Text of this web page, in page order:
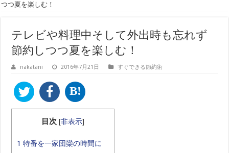
つつ夏を楽しむ！
テレビや料理中そして外出時も忘れず
節約しつつ夏を楽しむ！
nakatani 2016年7月21日 すぐできる節約術
B!
目次 [非表示]
1 特番を一家団欒の時間に